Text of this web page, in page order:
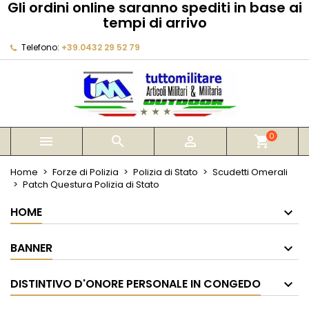
Gli ordini online saranno spediti in base ai
tempi di arrivo
Telefono: +39.0432 29 52 79
   shopping_cart0
Home Forze di Polizia Polizia di Stato
Scudetti Omerali
Patch Questura Polizia di Stato
HOME
BANNER
DISTINTIVO D'ONORE PERSONALE IN CONGEDO
My wishlists
add_circle_outline Create new list
Crea lista dei desideri
Annulla Crea lista dei desideri
Devi avere effettuato l'accesso per salvare dei
prodotti nella tua lista dei desideri.
Annulla